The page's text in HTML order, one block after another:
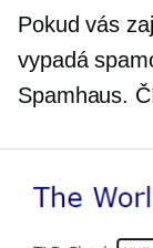
Pokud vás
vypadá
Spamhaus.